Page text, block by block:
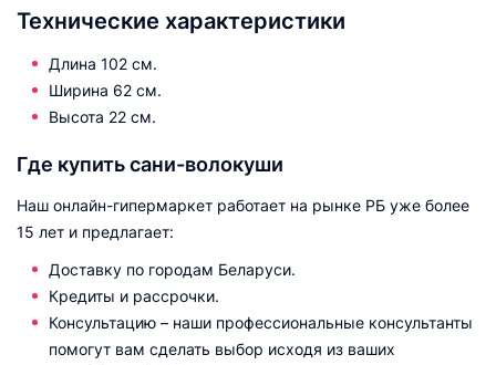
Технические характеристики
Длина 102 см.
Ширина 62 см.
Высота 22 см.
Где купить сани-волокуши
Наш онлайн-гипермаркет работает на рынке РБ уже более
15 лет и предлагает:
Доставку по городам Беларуси.
Кредиты и рассрочки.
Консультацию – наши профессиональные консультанты
помогут вам сделать выбор исходя из ваших